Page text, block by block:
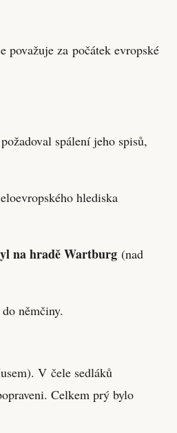
za počátek evropské
spálení jeho spisů,
hlediska
na hradě Wartburg (nad
němčiny.
V čele sedláků
Celkem prý bylo